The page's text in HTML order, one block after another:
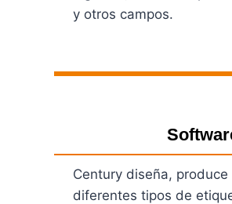
y otros campos.
Century diseña,
diferentes tipos de